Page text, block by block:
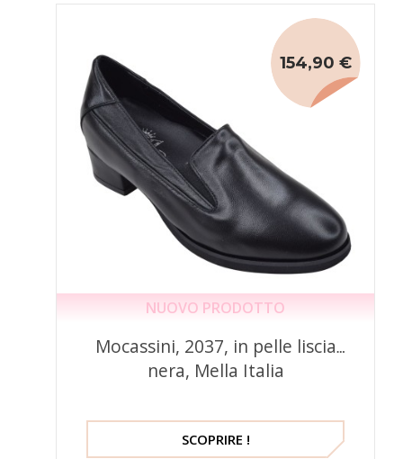
NUOVO PRODOTTO
Mocassini, 2037, in pelle liscia
nera, Mella Italia
154,90 €
SCOPRIRE !